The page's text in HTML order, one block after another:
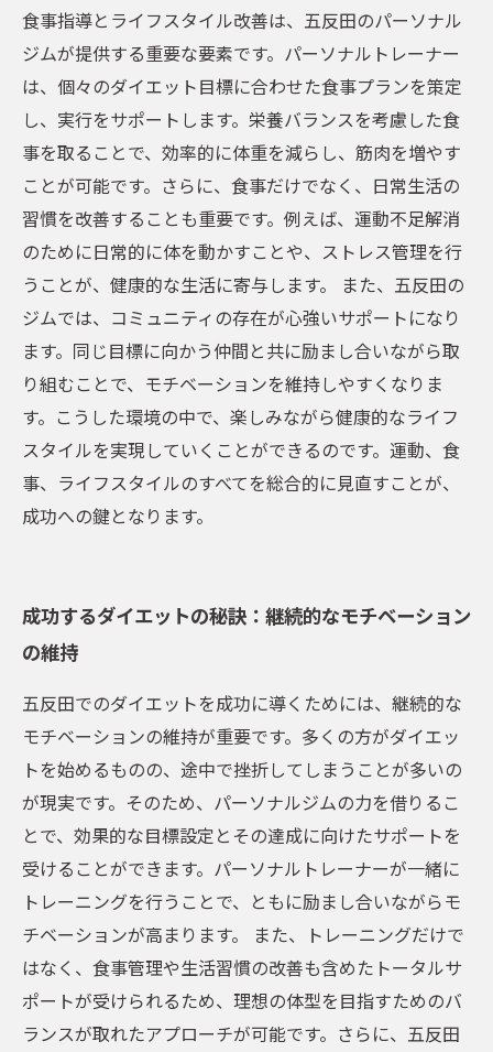
食事指導とライフスタイル改善は、五反田のパーソナル
ジムが提供する重要な要素です。パーソナルトレーナー
は、個々のダイエット目標に合わせた食事プランを策定
し、実行をサポートします。栄養バランスを考慮した食
事を取ることで、効率的に体重を減らし、筋肉を増やす
ことが可能です。さらに、食事だけでなく、日常生活の
習慣を改善することも重要です。例えば、運動不足解消
のために日常的に体を動かすことや、ストレス管理を行
うことが、健康的な生活に寄与します。 また、五反田の
ジムでは、コミュニティの存在が心強いサポートになり
ます。同じ目標に向かう仲間と共に励まし合いながら取
り組むことで、モチベーションを維持しやすくなりま
す。こうした環境の中で、楽しみながら健康的なライフ
スタイルを実現していくことができるのです。運動、食
事、ライフスタイルのすべてを総合的に見直すことが、
成功への鍵となります。
成功するダイエットの秘訣：継続的なモチベーション
の維持
五反田でのダイエットを成功に導くためには、継続的な
モチベーションの維持が重要です。多くの方がダイエッ
トを始めるものの、途中で挫折してしまうことが多いの
が現実です。そのため、パーソナルジムの力を借りるこ
とで、効果的な目標設定とその達成に向けたサポートを
受けることができます。パーソナルトレーナーが一緒に
トレーニングを行うことで、ともに励まし合いながらモ
チベーションが高まります。 また、トレーニングだけで
はなく、食事管理や生活習慣の改善も含めたトータルサ
ポートが受けられるため、理想の体型を目指すためのバ
ランスが取れたアプローチが可能です。さらに、五反田